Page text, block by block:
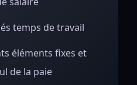
temps de travail
éléments fixes et
de la paie